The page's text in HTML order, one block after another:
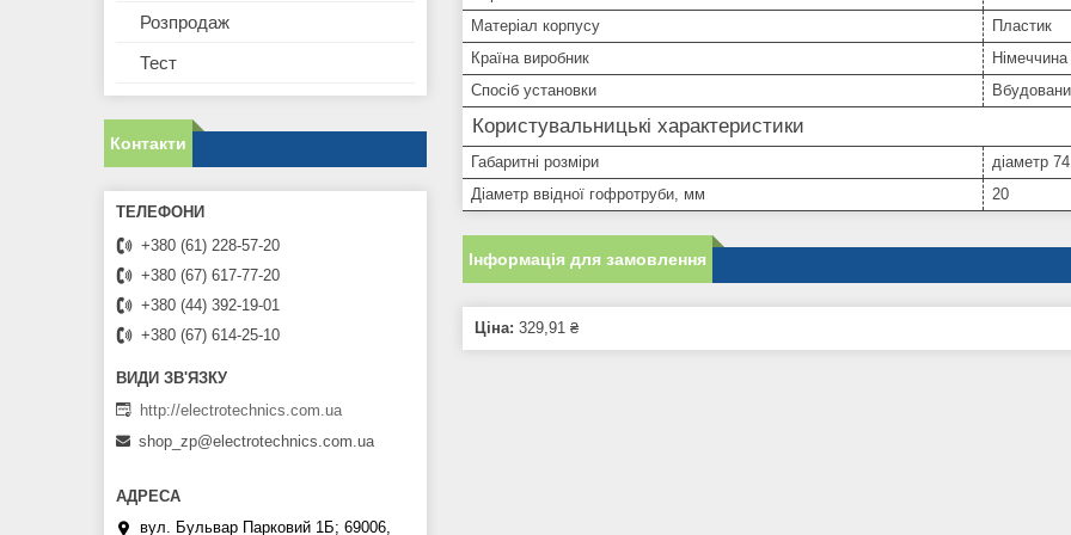
Матеріал корпусу
Пластик
Країна виробник
Німеччина
Спосіб установки
Користувальницькі характеристики
Габаритні розміри
діаметр
Діаметр ввідної гофротруби, мм
20
Інформація для замовлення
Ціна: 329,91 ₴
Розпродаж
Тест
Контакти
+380 (61) 228-57-20
+380 (67) 617-77-20
+380 (44) 392-19-01
+380 (67) 614-25-10
http://electrotechnics.com.ua
shop_zp@electrotechnics.com.ua
вул. Бульвар Парковий 1Б; 69006,